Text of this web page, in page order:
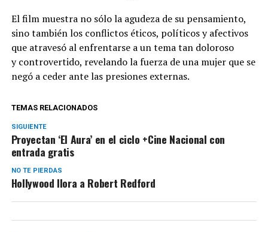
El film muestra no sólo la agudeza de su pensamiento,
sino también los conflictos éticos, políticos y afectivos
que atravesó al enfrentarse a un tema tan doloroso
y controvertido, revelando la fuerza de una mujer que se
negó a ceder ante las presiones externas.
TEMAS RELACIONADOS
SIGUIENTE
Proyectan ‘El Aura’ en el ciclo +Cine Nacional con
entrada gratis
NO TE PIERDAS
Hollywood llora a Robert Redford